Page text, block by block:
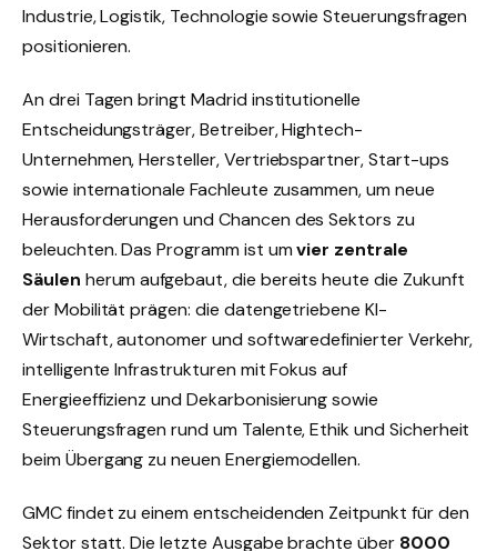
Industrie, Logistik, Technologie sowie Steuerungsfragen
positionieren.
An drei Tagen bringt Madrid institutionelle
Entscheidungsträger, Betreiber, Hightech-
Unternehmen, Hersteller, Vertriebspartner, Start-ups
sowie internationale Fachleute zusammen, um neue
Herausforderungen und Chancen des Sektors zu
beleuchten. Das Programm ist umvier zentrale
Säulen herum aufgebaut, die bereits heute die Zukunft
der Mobilität prägen: die datengetriebene KI-
Wirtschaft, autonomer und softwaredefinierter Verkehr,
intelligente Infrastrukturen mit Fokus auf
Energieeffizienz und Dekarbonisierung sowie
Steuerungsfragen rund um Talente, Ethik und Sicherheit
beim Übergang zu neuen Energiemodellen.
GMC findet zu einem entscheidenden Zeitpunkt für den
Sektor statt. Die letzte Ausgabe brachte über 8000